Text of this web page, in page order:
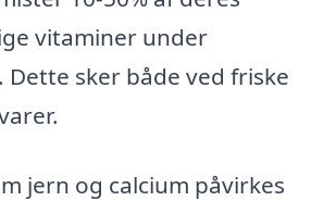
vitaminer under
sker både ved friske
jern og calcium påvirkes